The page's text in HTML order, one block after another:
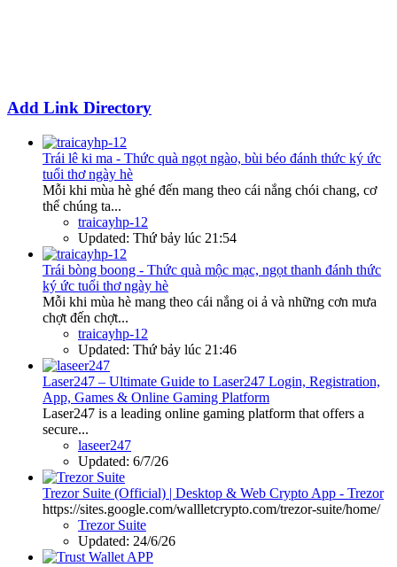
Add Link Directory
Trái lê ki ma - Thức quà ngọt ngào, bùi béo đánh thức ký ức
tuổi thơ ngày hè
Mỗi khi mùa hè ghé đến mang theo cái nắng chói chang, cơ
thể chúng ta...
traicayhp-12
Updated: Thứ bảy lúc 21:54
Trái bòng boong - Thức quà mộc mạc, ngọt thanh đánh thức
ký ức tuổi thơ ngày hè
Mỗi khi mùa hè mang theo cái nắng oi ả và những cơn mưa
chợt đến chợt...
traicayhp-12
Updated: Thứ bảy lúc 21:46
Laser247 – Ultimate Guide to Laser247 Login, Registration,
App, Games & Online Gaming Platform
Laser247 is a leading online gaming platform that offers a
secure...
laseer247
Updated: 6/7/26
Trezor Suite (Official) | Desktop & Web Crypto App - Trezor
https://sites.google.com/wallletcrypto.com/trezor-suite/home/
Trezor Suite
Updated: 24/6/26